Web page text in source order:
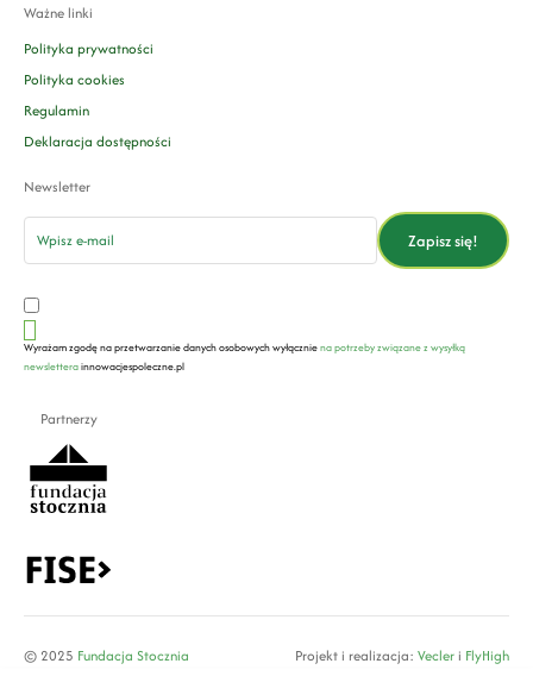
Ważne linki
Polityka prywatności
Polityka cookies
Regulamin
Deklaracja dostępności
Newsletter
email
Zapisz się!
Wyrażam zgodę na przetwarzanie danych osobowych wyłączniena potrzeby związane z wysyłką
newsletterainnowacjespoleczne.pl
Partnerzy
© 2025 Fundacja Stocznia Projekt i realizacja: Vecler i FlyHigh